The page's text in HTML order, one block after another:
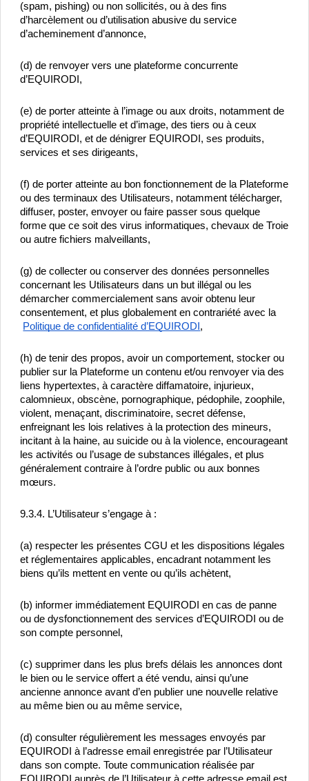
(spam, pishing) ou non sollicités, ou à des fins
d’harcèlement ou d’utilisation abusive du service
d’acheminement d’annonce,
(d) de renvoyer vers une plateforme concurrente
d’EQUIRODI,
(e) de porter atteinte à l’image ou aux droits, notamment de
propriété intellectuelle et d’image, des tiers ou à ceux
d’EQUIRODI, et de dénigrer EQUIRODI, ses produits,
services et ses dirigeants,
(f) de porter atteinte au bon fonctionnement de la Plateforme
ou des terminaux des Utilisateurs, notamment télécharger,
diffuser, poster, envoyer ou faire passer sous quelque
forme que ce soit des virus informatiques, chevaux de Troie
ou autre fichiers malveillants,
(g) de collecter ou conserver des données personnelles
concernant les Utilisateurs dans un but illégal ou les
démarcher commercialement sans avoir obtenu leur
consentement, et plus globalement en contrariété avec la
Politique de confidentialité d’EQUIRODI ,
(h) de tenir des propos, avoir un comportement, stocker ou
publier sur la Plateforme un contenu et/ou renvoyer via des
liens hypertextes, à caractère diffamatoire, injurieux,
calomnieux, obscène, pornographique, pédophile, zoophile,
violent, menaçant, discriminatoire, secret défense,
enfreignant les lois relatives à la protection des mineurs,
incitant à la haine, au suicide ou à la violence, encourageant
les activités ou l’usage de substances illégales, et plus
généralement contraire à l’ordre public ou aux bonnes
mœurs.
9.3.4. L’Utilisateur s’engage à :
(a) respecter les présentes CGU et les dispositions légales
et réglementaires applicables, encadrant notamment les
biens qu’ils mettent en vente ou qu’ils achètent,
(b) informer immédiatement EQUIRODI en cas de panne
ou de dysfonctionnement des services d’EQUIRODI ou de
son compte personnel,
(c) supprimer dans les plus brefs délais les annonces dont
le bien ou le service offert a été vendu, ainsi qu’une
ancienne annonce avant d’en publier une nouvelle relative
au même bien ou au même service,
(d) consulter régulièrement les messages envoyés par
EQUIRODI à l’adresse email enregistrée par l’Utilisateur
dans son compte. Toute communication réalisée par